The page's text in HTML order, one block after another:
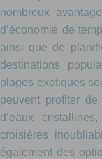
nombreux
d’économie de
ainsi que de
destinations
plages exotiques
peuvent profiter
d’eaux
croisières
également des